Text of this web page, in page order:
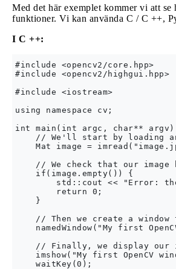
Med det här exemplet kommer vi att
funktioner. Vi kan använda C / C ++,
I C ++:
#include <opencv2/core.hpp>
#include <opencv2/highgui.hpp>
#include <iostream>
using namespace cv;
int main(int argc, char**
// We'll start by loading
Mat image =
// We check that our image
    if(image.empty()) {
std::cout << "Error:
        return 0;
    }
// Then we create a window
namedWindow("My first
// Finally, we display our
imshow("My first OpenCV
    waitKey(0);